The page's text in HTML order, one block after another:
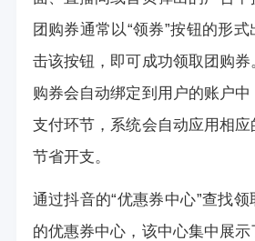
团购券通常以“领券”按钮的形
击该按钮，即可成功领取团购券
购券会自动绑定到用户的账户
支付环节，系统会自动应用相
节省开支。
通过抖音的“优惠券中心”查找
的优惠券中心，该中心集中展